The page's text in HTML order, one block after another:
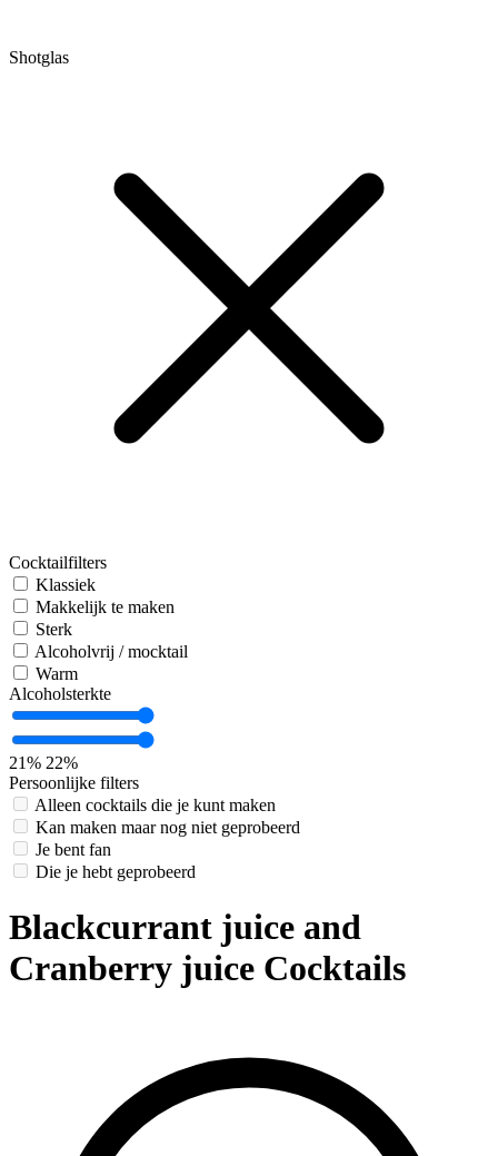
Shotglas
Cocktailfilters
Klassiek
Makkelijk te maken
Sterk
Alcoholvrij / mocktail
Warm
Alcoholsterkte
21% 22%
Persoonlijke filters
Alleen cocktails die je kunt maken
Kan maken maar nog niet geprobeerd
Je bent fan
Die je hebt geprobeerd
Blackcurrant juice and
Cranberry juice Cocktails